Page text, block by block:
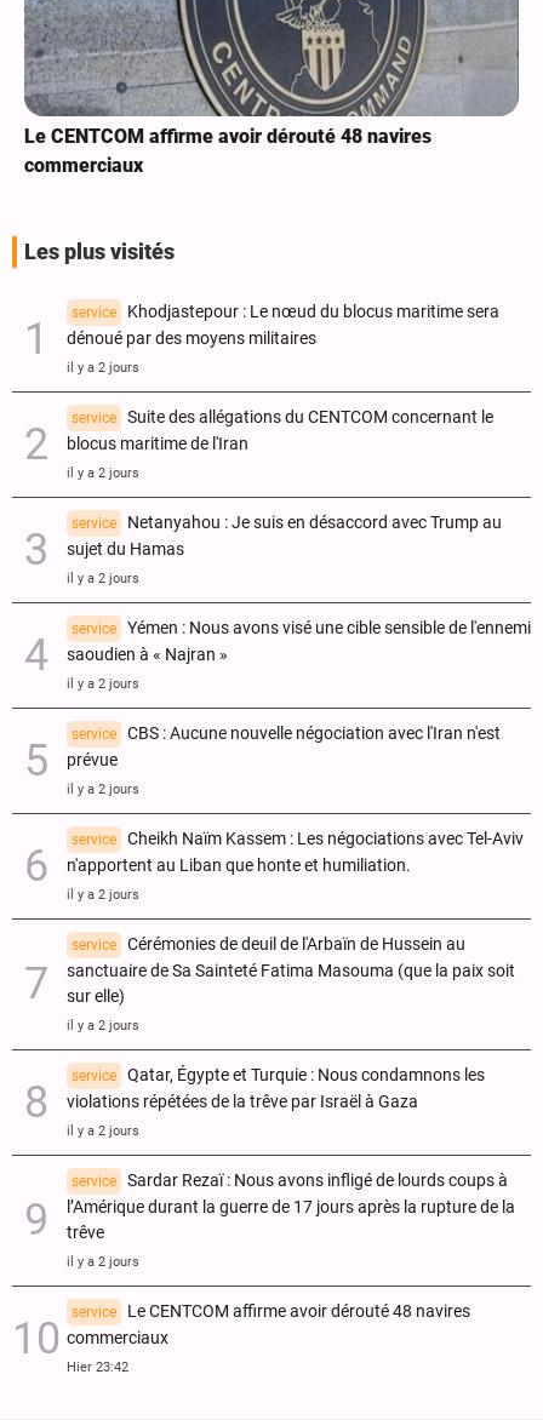
Le CENTCOM affirme avoir dérouté 48 navires
commerciaux
Les plus visités
service
Khodjastepour : Le nœud du blocus maritime sera
dénoué par des moyens militaires
il y a 2 jours
service
Suite des allégations du CENTCOM concernant le
blocus maritime de l'Iran
il y a 2 jours
service
Netanyahou : Je suis en désaccord avec Trump au
sujet du Hamas
il y a 2 jours
service
Yémen : Nous avons visé une cible sensible de l'ennemi
saoudien à « Najran »
il y a 2 jours
service
CBS : Aucune nouvelle négociation avec l'Iran n'est
prévue
il y a 2 jours
service
Cheikh Naïm Kassem : Les négociations avec Tel-Aviv
n'apportent au Liban que honte et humiliation.
il y a 2 jours
service
Cérémonies de deuil de l'Arbaïn de Hussein au
sanctuaire de Sa Sainteté Fatima Masouma (que la paix soit
sur elle)
il y a 2 jours
service
Qatar, Égypte et Turquie : Nous condamnons les
violations répétées de la trêve par Israël à Gaza
il y a 2 jours
service
Sardar Rezaï : Nous avons infligé de lourds coups à
l’Amérique durant la guerre de 17 jours après la rupture de la
trêve
il y a 2 jours
service
Le CENTCOM affirme avoir dérouté 48 navires
commerciaux
Hier 23:42